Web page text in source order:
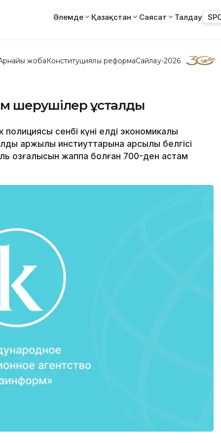
Әлемде Қазақстан Саясат Талдау
жобаКонституциялық реформаСайлау-2026
шерушілер ұсталды
сенбі күні елді экономикалық
қаржылық инстиуттарына қарсылық белгісі
қозғалысын жаппақ болған 700-ден астам